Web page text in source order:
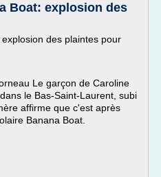
Boat: explosion des
des plaintes pour
Le garçon de Caroline
le Bas-Saint-Laurent, subi
affirme que c'est après
Banana Boat.